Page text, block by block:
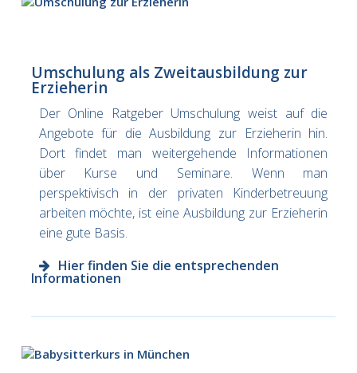
Umschulung als Zweitausbildung zur
Erzieherin
Der Online Ratgeber Umschulung weist auf die
Angebote für die Ausbildung zur Erzieherin hin.
Dort findet man weitergehende Informationen
über Kurse und Seminare. Wenn man
perspektivisch in der privaten Kinderbetreuung
arbeiten möchte, ist eine Ausbildung zur Erzieherin
eine gute Basis.
Hier finden Sie die entsprechenden
Informationen